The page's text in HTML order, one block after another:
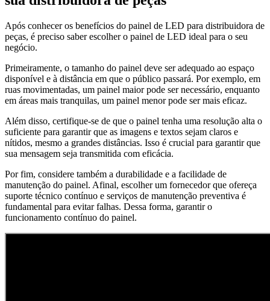
Após conhecer os benefícios do painel de LED para distribuidora de
peças, é preciso saber escolher o painel de LED ideal para o seu
negócio.
Primeiramente, o tamanho do painel deve ser adequado ao espaço
disponível e à distância em que o público passará. Por exemplo, em
ruas movimentadas, um painel maior pode ser necessário, enquanto
em áreas mais tranquilas, um painel menor pode ser mais eficaz.
Além disso, certifique-se de que o painel tenha uma resolução alta o
suficiente para garantir que as imagens e textos sejam claros e
nítidos, mesmo a grandes distâncias. Isso é crucial para garantir que
sua mensagem seja transmitida com eficácia.
Por fim, considere também a durabilidade e a facilidade de
manutenção do painel. Afinal, escolher um fornecedor que ofereça
suporte técnico contínuo e serviços de manutenção preventiva é
fundamental para evitar falhas. Dessa forma, garantir o
funcionamento contínuo do painel.